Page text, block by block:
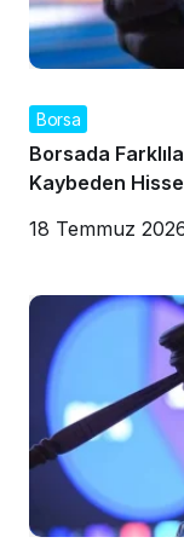
Borsa
Borsada
Kaybeden
18 Temmuz